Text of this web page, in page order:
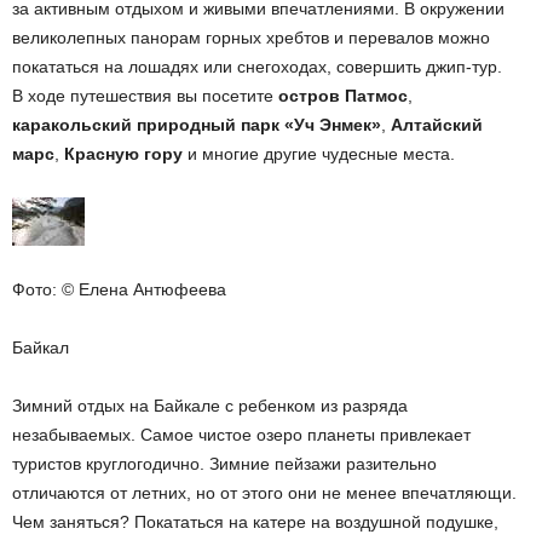
за активным отдыхом и живыми впечатлениями. В окружении
великолепных панорам горных хребтов и перевалов можно
покататься на лошадях или снегоходах, совершить джип-тур.
В ходе путешествия вы посетите остров Патмос
каракольский природный парк «Уч Энмек» Алтайский
марс Красную гору и многие другие чудесные места.
Фото: © Елена Антюфеева
Байкал
Зимний отдых на Байкале с ребенком из разряда
незабываемых. Самое чистое озеро планеты привлекает
туристов круглогодично. Зимние пейзажи разительно
отличаются от летних, но от этого они не менее впечатляющи.
Чем заняться? Покататься на катере на воздушной подушке,